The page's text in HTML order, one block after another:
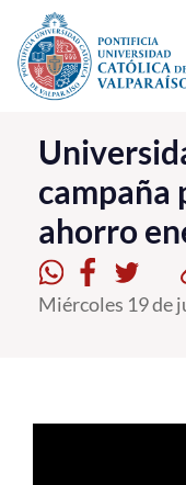
Click acá para ir
La Universidad
Investigación,
PUCV Internacional
Vinculación con el
campaña
ahorro
Miércoles 19 de